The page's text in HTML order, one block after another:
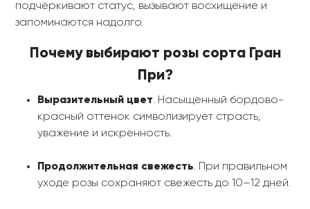
подчёркивают статус, вызывают восхищение и
запоминаются надолго.
Почему выбирают розы сорта Гран
При?
Выразительный цвет. Насыщенный бордово-
красный оттенок символизирует страсть,
уважение и искренность.
Продолжительная свежесть. При правильном
уходе розы сохраняют свежесть до 10–12 дней.